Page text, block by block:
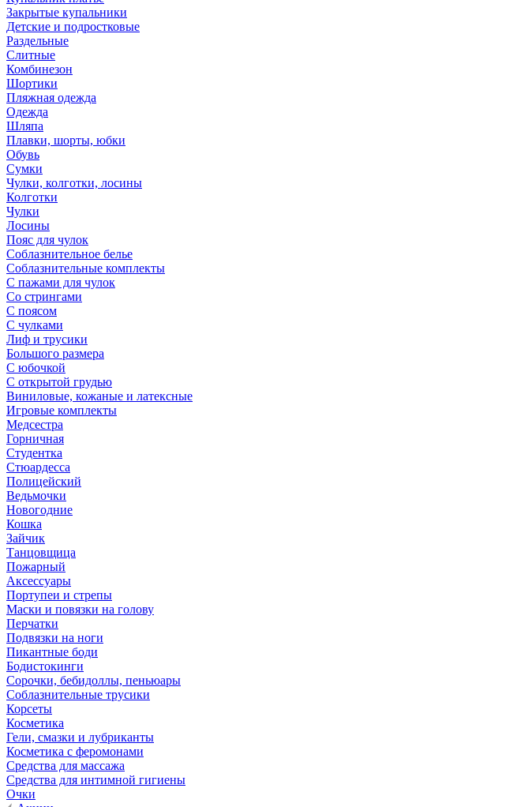
Закрытые купальники
Детские и подростковые
Раздельные
Слитные
Комбинезон
Шортики
Пляжная одежда
Одежда
Шляпа
Плавки, шорты, юбки
Обувь
Сумки
Чулки, колготки, лосины
Колготки
Чулки
Лосины
Пояс для чулок
Соблазнительное белье
Соблазнительные комплекты
С пажами для чулок
Со стрингами
С поясом
С чулками
Лиф и трусики
Большого размера
С юбочкой
С открытой грудью
Виниловые, кожаные и латексные
Игровые комплекты
Медсестра
Горничная
Студентка
Стюардесса
Полицейский
Ведьмочки
Новогодние
Кошка
Зайчик
Танцовщица
Пожарный
Аксессуары
Портупеи и стрепы
Маски и повязки на голову
Перчатки
Подвязки на ноги
Пикантные боди
Бодистокинги
Сорочки, бебидоллы, пеньюары
Соблазнительные трусики
Корсеты
Косметика
Гели, смазки и лубриканты
Косметика с феромонами
Средства для массажа
Средства для интимной гигиены
Очки